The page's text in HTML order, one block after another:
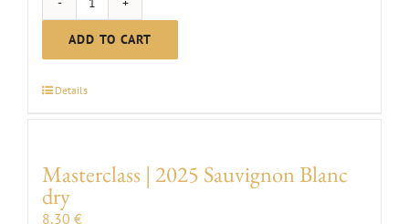
MC
Grauburgunder
dry
ADD TO CART
Details
Masterclass | 2025 Sauvignon Blanc
dry
8,30 €